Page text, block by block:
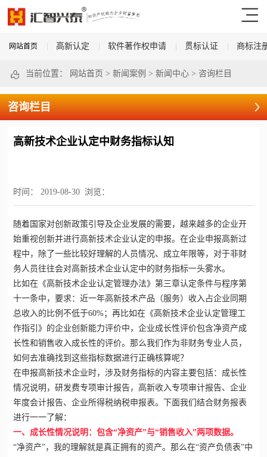
网站首页 高新认定 软件著作权申请 贯标认证 商标注
当前位置： 网站首页 > 新闻案例 > 新闻中心> 咨询栏目
咨询栏目
高新技术企业认定中财务指标认知
时间： 2019-08-30 浏览：
随着国家对创新政策引导及企业发展的需要，越来越多的企业开
始重视创新并进行高新技术企业认定的申报。在企业申报高新过
程中，除了一些比较好理解的人员情况、成立年限等，对于非财
务人员往往会对高新技术企业认定中的财务指标一头雾水。
比如在《高新技术企业认定管理办法》第三章认定条件与程序第
十一条中，要求：近一年高新技术产品（服务）收入占企业同期
总收入的比例不低于60%；再比如在《高新技术企业认定管理工
作指引》的企业创新能力评价中，企业成长性评价包含净资产成
长性和销售收入成长性的评价。那么我们作为非财务专业人员，
如何去准确找到这些指标数据进行正确核算呢？
在申报高新技术企业 时，涉及财务指标的内容主要包括：成长性
情况说明，研发费专项审计报告，高新收入专项审计报告、企业
年度会计报告、企业所得税纳税申报表。下面我们结合财务报表
进行一一了解：
一、成长性情况说明：包含“净资产”与“销售收入”两项数据。
“净资产”，我的理解就是真正拥有的资产。那么在“资产负债表”中